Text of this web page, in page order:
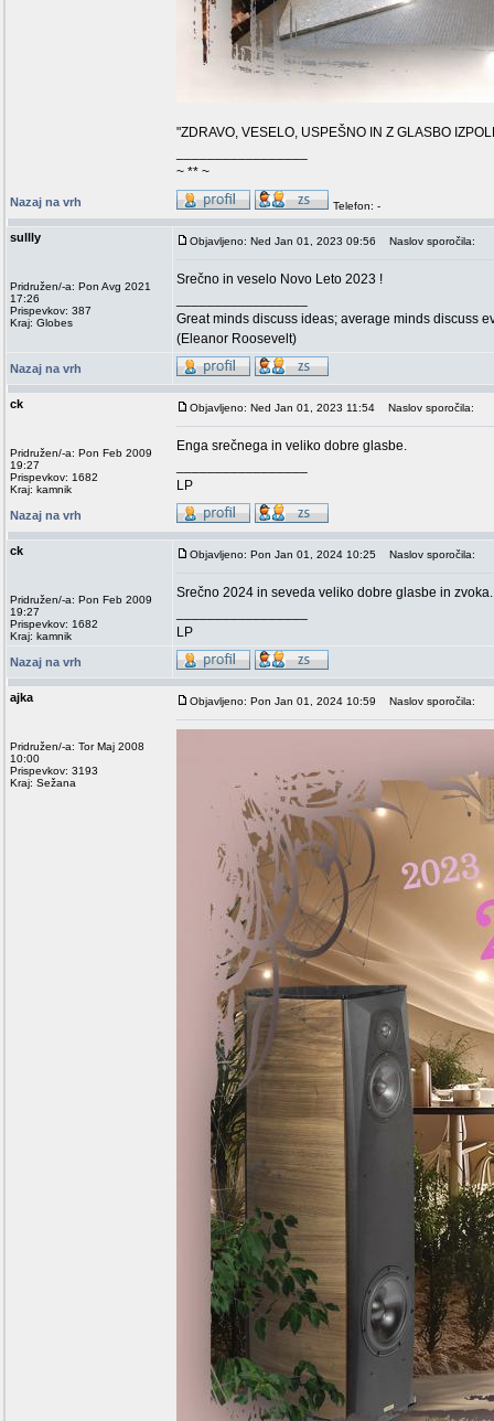
"ZDRAVO, VESELO, USPEŠNO IN Z GLASBO
~ ** ~
Nazaj na vrh Telefon: -
sullly
Pridružen/-a: Pon Avg 2021
17:26
Prispevkov: 387
Kraj: Globes
Objavljeno: Ned Jan 01, 2023 09:56 Naslov sporočila:
Srečno in veselo Novo Leto 2023 !
Great minds discuss ideas; average minds discuss
(Eleanor Roosevelt)
Nazaj na vrh
ck
Pridružen/-a: Pon Feb 2009
19:27
Prispevkov: 1682
Kraj: kamnik
Objavljeno: Ned Jan 01, 2023 11:54 Naslov sporočila:
Enga srečnega in veliko dobre glasbe.
LP
Nazaj na vrh
ck
Pridružen/-a: Pon Feb 2009
19:27
Prispevkov: 1682
Kraj: kamnik
Objavljeno: Pon Jan 01, 2024 10:25 Naslov sporočila:
Srečno 2024 in seveda veliko dobre glasbe in zvoka.
LP
Nazaj na vrh
ajka
Pridružen/-a: Tor Maj 2008
10:00
Prispevkov: 3193
Kraj: Sežana
Objavljeno: Pon Jan 01, 2024 10:59 Naslov sporočila: